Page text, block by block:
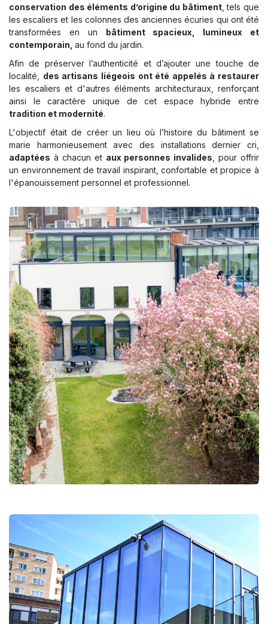
conservation des éléments d’origine du bâtiment, tels que
les escaliers et les colonnes des anciennes écuries qui ont été
transformées en un bâtiment spacieux, lumineux et
contemporain, au fond du jardin.
Afin de préserver l’authenticité et d’ajouter une touche de
localité, des artisans liégeois ont été appelés à restaurer
les escaliers et d'autres éléments architecturaux, renforçant
ainsi le caractère unique de cet espace hybride entre
tradition et modernité.
L'objectif était de créer un lieu où l’histoire du bâtiment se
marie harmonieusement avec des installations dernier cri,
adaptées à chacun et aux personnes invalides , pour offrir
un environnement de travail inspirant, confortable et propice à
l'épanouissement personnel et professionnel.